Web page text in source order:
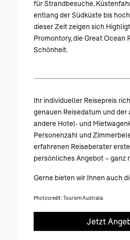
für Strandbesuche,
entlang der Südküste bis
dieser Zeit zeigen sich
Promontory, die Great Ocean
Schönheit.
Ihr individueller Reisepreis
genauen Reisedatum und
andere Hotel- und
Personenzahl und
erfahrenen Reiseberater
persönliches Angebot – ganz
Gerne bieten wir Ihnen auch
Photocredit: Tourism Australia
Jetzt